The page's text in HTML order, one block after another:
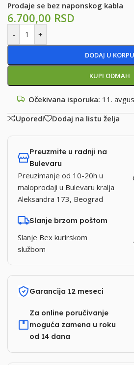
Prodaje se bez naponskog kabla
6.700,00 RSD
- +
DODAJ U KORPU
KUPI ODMAH
Očekivana isporuka: 11.
Uporedi
Dodaj na listu želja
Preuzmite u radnji na
Bulevaru
Preuzimanje od 10-20h u
maloprodaji u Bulevaru kralja
Aleksandra 173, Beograd
Slanje brzom poštom
Slanje Bex kurirskom
službom
Garancija 12 meseci
Za online poručivanje
moguća zamena u roku
od 14 dana